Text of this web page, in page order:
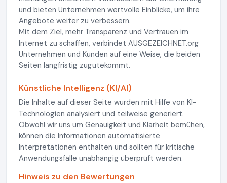
und bieten Unternehmen wertvolle Einblicke, um ihre
Angebote weiter zu verbessern.
Mit dem Ziel, mehr Transparenz und Vertrauen im
Internet zu schaffen, verbindet AUSGEZEICHNET.org
Unternehmen und Kunden auf eine Weise, die beiden
Seiten langfristig zugutekommt.
Künstliche Intelligenz (KI/AI)
Die Inhalte auf dieser Seite wurden mit Hilfe von KI-
Technologien analysiert und teilweise generiert.
Obwohl wir uns um Genauigkeit und Klarheit bemühen,
können die Informationen automatisierte
Interpretationen enthalten und sollten für kritische
Anwendungsfälle unabhängig überprüft werden.
Hinweis zu den Bewertungen